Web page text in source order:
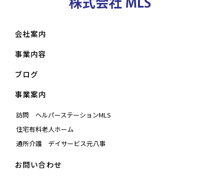
会社案内
事業内容
ブログ
事業案内
訪問 ヘルパーステーションMLS
住宅有料老人ホーム
通所介護 デイサービス元八事
お問い合わせ